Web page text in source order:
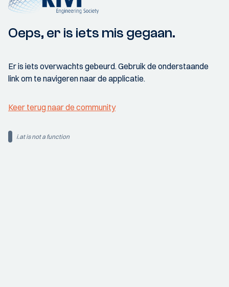
Oeps, er is iets mis gegaan.
Er is iets overwachts gebeurd. Gebruik de onderstaande
link om te navigeren naar de applicatie.
Keer terug naar de community
i.at is not a function